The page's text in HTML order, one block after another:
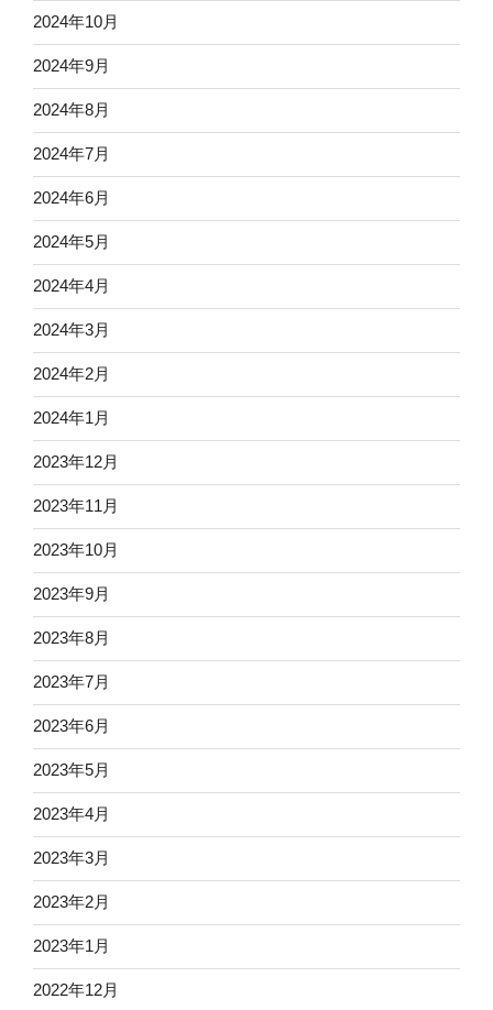
2024年10月
2024年9月
2024年8月
2024年7月
2024年6月
2024年5月
2024年4月
2024年3月
2024年2月
2024年1月
2023年12月
2023年11月
2023年10月
2023年9月
2023年8月
2023年7月
2023年6月
2023年5月
2023年4月
2023年3月
2023年2月
2023年1月
2022年12月